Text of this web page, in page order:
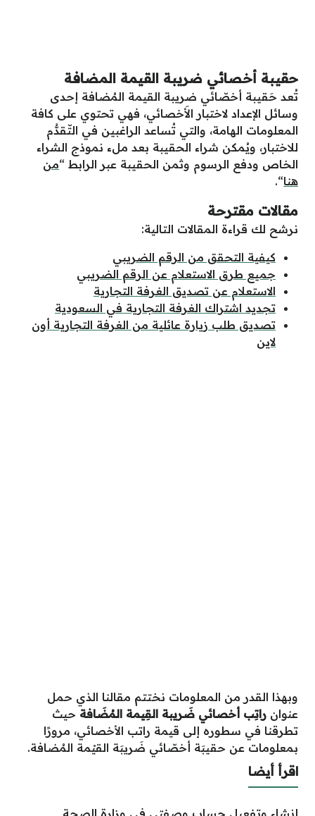
حقيبة أخصائي ضريبة القيمة المضافة
تُعد حَقيبة أخصّائي ضريبة القيمة المُضافة إحدى
وسائل الإعداد لاختبار الأَخصائي، فهي تحتوي على كافة
المعلومات الهامة، والتي تُساعد الراغبين في التّقدُّم
للاختبار، ويُمكن شراء الحقيبة بعد ملء نموذج الشراء
الخاص ودفع الرسوم وثمن الحقيبة عبر الرابط “من
هنا“.
مقالات مقترحة
نرشح لك قراءة المقالات التالية:
كيفية التحقق من الرقم الضريبي
جميع طرق الاستعلام عن الرقم الضريبي
الاستعلام عن تصديق الغرفة التجارية
تجديد اشتراك الغرفة التجارية في السعودية
تصديق طلب زيارة عائلية من الغرفة التجارية أون
لاين
وبهذا القدر من المعلومات نختتم مقالنا الذي حمل
عنوان راتِب أخصائي ضَريبة القِيمة المُضَافة حيث
تطرقنا في سطوره إلى قيمة راتب الأخصائي، مرورًا
بمعلومات عن حقيبَة أخصّائي ضَريبَة القيْمة المُضافة.
اقرأ أيضا